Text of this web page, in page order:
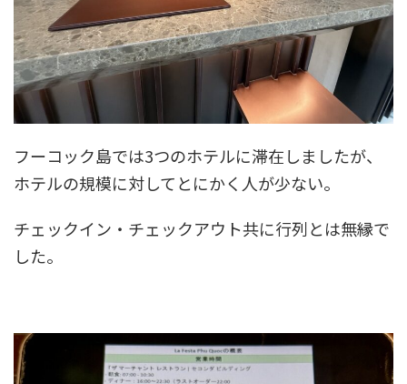
フーコック島では3つのホテルに滞在しましたが、
ホテルの規模に対してとにかく人が少ない。
チェックイン・チェックアウト共に行列とは無縁で
した。